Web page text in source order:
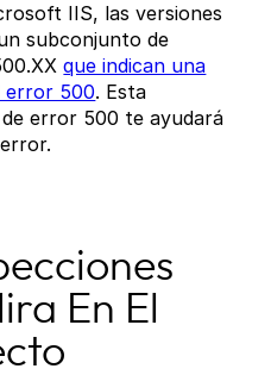
IIS, las versiones
subconjunto de
que indican una
error 500. Esta
error 500 te ayudará
En El